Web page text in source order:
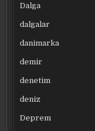
Dalga
dalgalar
danimarka
demir
denetim
deniz
Deprem